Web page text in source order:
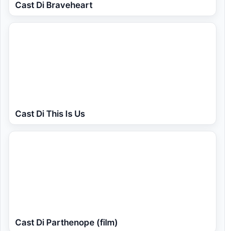
Cast Di Braveheart
Cast Di This Is Us
Cast Di Parthenope (film)